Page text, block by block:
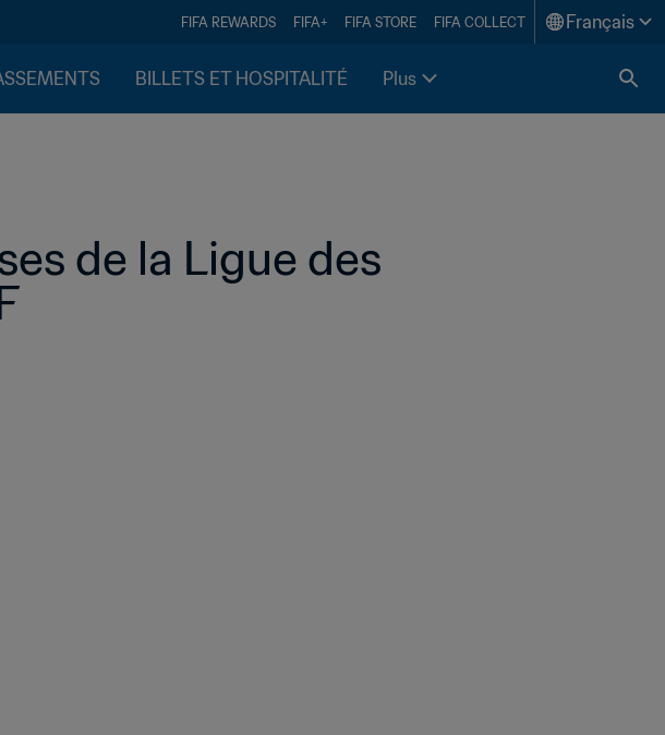
FIFA REWARDS FIFA+ FIFA STORE FIFA COLLECT Français
BILLETS ET HOSPITALITÉ Plus
de la Ligue des